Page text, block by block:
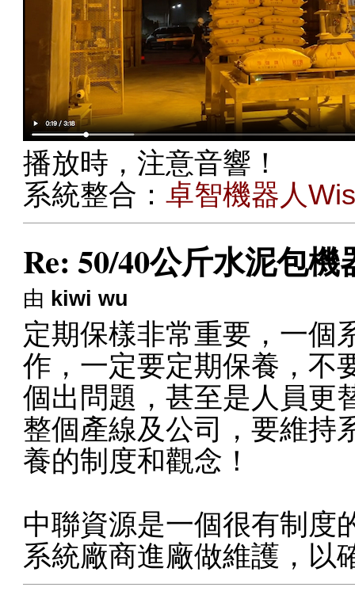
播放時，注意音響！
系統整合：卓智機器人
Re: 50/40公斤水泥包
由 kiwi wu
定期保樣非常重要，一個
作，一定要定期保養，不
個出問題，甚至是人員更
整個產線及公司，要維持
養的制度和觀念！
中聯資源是一個很有制度
系統廠商進廠做維護，以